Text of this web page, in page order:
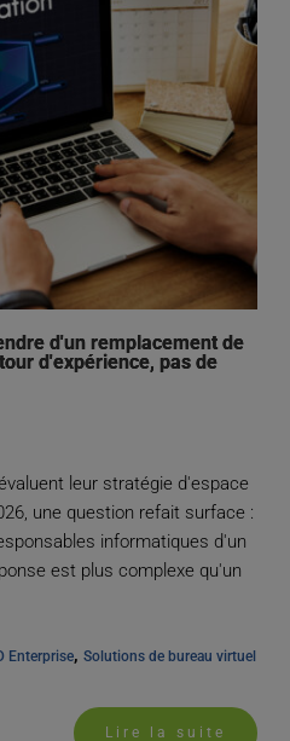
d'un remplacement de
d'expérience, pas de
leur stratégie d'espace
une question refait surface :
informatiques d'un
est plus complexe qu'un
Enterprise, Solutions de bureau virtuel
Lire la suite